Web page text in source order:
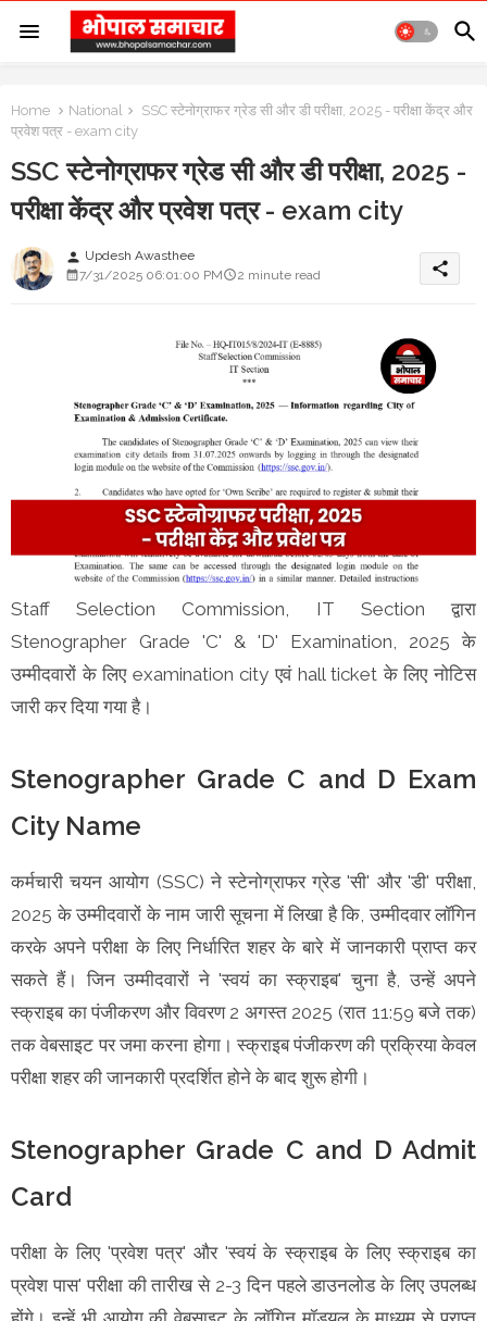
Home National
SSC स्टेनोग्राफर ग्रेड सी और डी परीक्षा, 2025 - परीक्षा केंद्र और
प्रवेश पत्र - exam city
SSC स्टेनोग्राफर ग्रेड सी और डी परीक्षा, 2025 -
परीक्षा केंद्र और प्रवेश पत्र - exam city
person Updesh Awasthee
7/31/2025 06:01:00 PM
2 minute read share
Staff Selection Commission, IT Section द्वारा
Stenographer Grade 'C' & 'D' Examination, 2025 के
उम्मीदवारों के लिए examination city एवं hall ticket के लिए नोटिस
जारी कर दिया गया है।
Stenographer Grade C and D Exam
City Name
कर्मचारी चयन आयोग (SSC) ने स्टेनोग्राफर ग्रेड 'सी' और 'डी' परीक्षा,
2025 के उम्मीदवारों के नाम जारी सूचना में लिखा है कि, उम्मीदवार लॉगिन
करके अपने परीक्षा के लिए निर्धारित शहर के बारे में जानकारी प्राप्त कर
सकते हैं। जिन उम्मीदवारों ने 'स्वयं का स्क्राइब' चुना है, उन्हें अपने
स्क्राइब का पंजीकरण और विवरण 2 अगस्त 2025 (रात 11:59 बजे तक)
तक वेबसाइट पर जमा करना होगा। स्क्राइब पंजीकरण की प्रक्रिया केवल
परीक्षा शहर की जानकारी प्रदर्शित होने के बाद शुरू होगी।
Stenographer Grade C and D Admit
Card
परीक्षा के लिए 'प्रवेश पत्र' और 'स्वयं के स्क्राइब के लिए स्क्राइब का
प्रवेश पास' परीक्षा की तारीख से 2-3 दिन पहले डाउनलोड के लिए उपलब्ध